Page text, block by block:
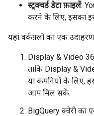
स्ट्रक्चर्ड डेटा फ़ाइलें:
करने के लिए, इसका
यहां वर्कफ़्लो का एक उदाहरण
Display & Video
ताकि Display &
या कंपनियों के लिए,
आप मिल सकें.
BigQuery क्वेरी का